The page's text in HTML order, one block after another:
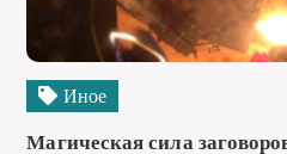
Иное
Магическая сила